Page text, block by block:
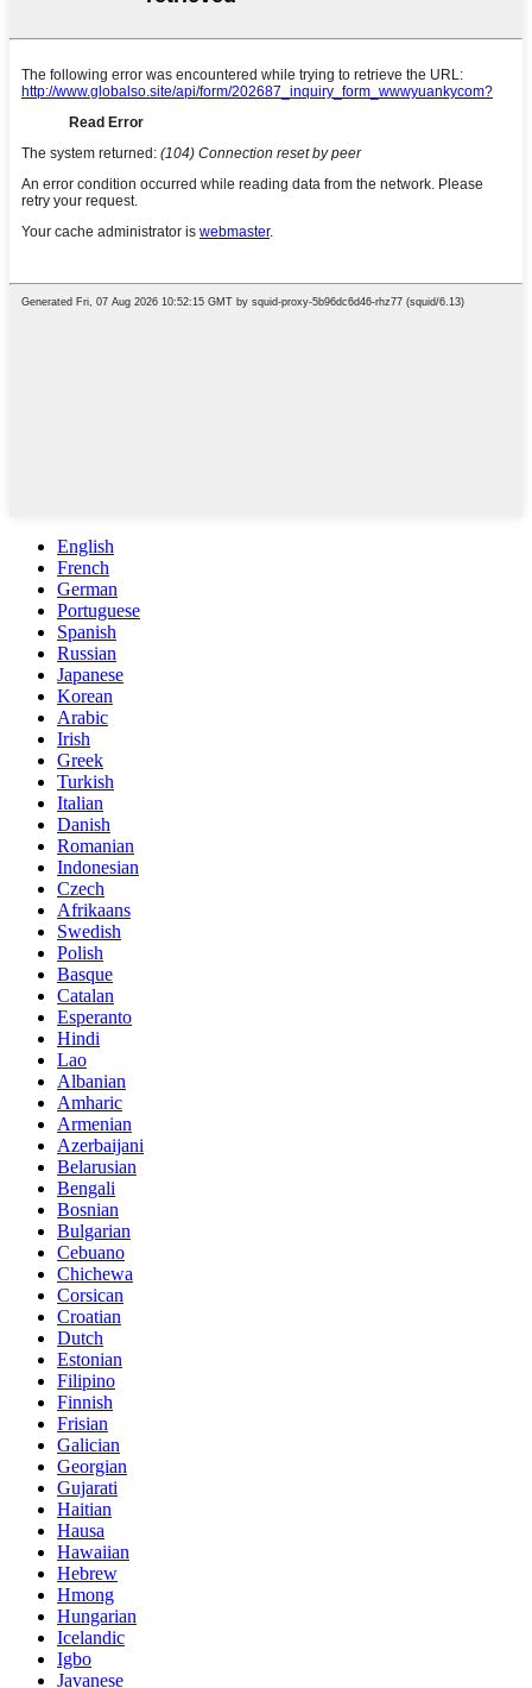
English
French
German
Portuguese
Spanish
Russian
Japanese
Korean
Arabic
Irish
Greek
Turkish
Italian
Danish
Romanian
Indonesian
Czech
Afrikaans
Swedish
Polish
Basque
Catalan
Esperanto
Hindi
Lao
Albanian
Amharic
Armenian
Azerbaijani
Belarusian
Bengali
Bosnian
Bulgarian
Cebuano
Chichewa
Corsican
Croatian
Dutch
Estonian
Filipino
Finnish
Frisian
Galician
Georgian
Gujarati
Haitian
Hausa
Hawaiian
Hebrew
Hmong
Hungarian
Icelandic
Igbo
Javanese